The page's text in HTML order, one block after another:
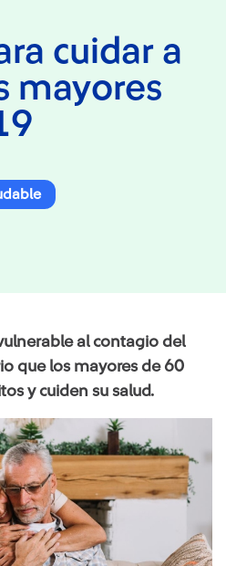
cuidar a
mayores
al contagio del
que los mayores de 60
y cuiden su salud.